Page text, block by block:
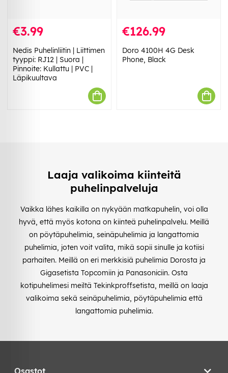
€3.99
Nedis Puhelinliitin | Liittimen
tyyppi: RJ12 | Suora |
Pinnoite: Kullattu | PVC |
Läpikuultava
€126.99
Doro 4100H 4G Desk
Phone, Black
Laaja valikoima kiinteitä
puhelinpalveluja
Vaikka lähes kaikilla on nykyään matkapuhelin, voi olla
hyvä, että myös kotona on kiinteä puhelinpalvelu. Meillä
on pöytäpuhelimia, seinäpuhelimia ja langattomia
puhelimia, joten voit valita, mikä sopii sinulle ja kotiisi
parhaiten. Meillä on eri merkkisiä puhelimia Dorosta ja
Gigasetista Topcomiin ja Panasoniciin. Osta
kotipuhelimesi meiltä Tekinkproffsetista, meillä on laaja
valikoima sekä seinäpuhelimia, pöytäpuhelimia että
langattomia puhelimia.